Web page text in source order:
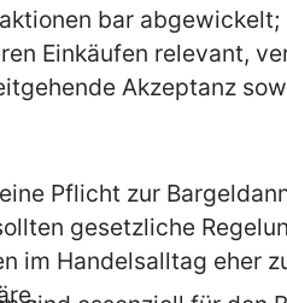
bar
Einkäufen relevant,
Akzeptanz
Pflicht zur
gesetzliche
im Handelsalltag eher